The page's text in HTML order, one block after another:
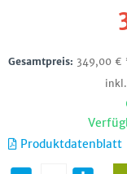
Gesamtpreis: 349,00 €
Produktdatenblatt